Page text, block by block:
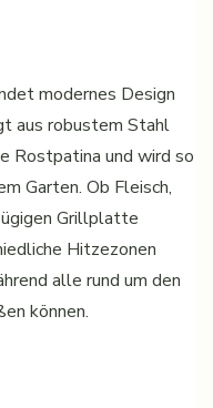
modernes Design
aus robustem Stahl
Rostpatina und wird so
Garten. Ob Fleisch,
Grillplatte
Hitzezonen
alle rund um den
können.